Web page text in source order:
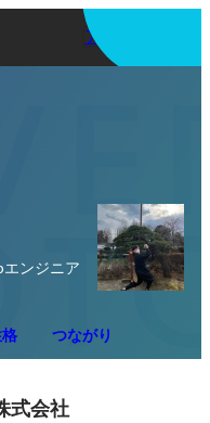
アプリを使う
ンジニア
つながり
式会社